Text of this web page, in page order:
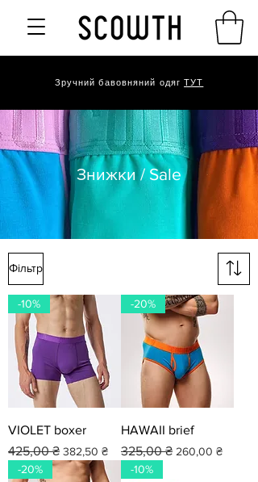
Зручний бавовняний одягТУТ
Знижки / Sale
Фільтр
-10%
VIOLET boxer
Звичайна ціна
425,00 ₴ За розпродажем
382,50 ₴
-20%
HAWAII brief
Звичайна ціна
325,00 ₴ За розпродажем
260,00 ₴
-20%
-10%